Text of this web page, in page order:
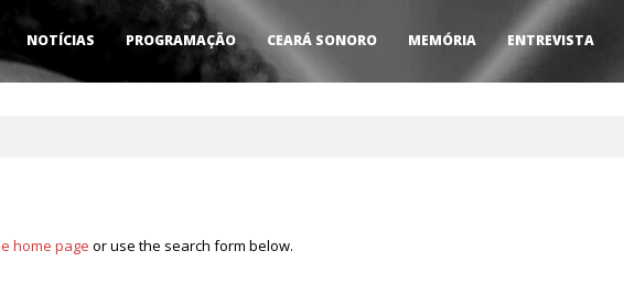
NOTÍCIAS PROGRAMAÇÃO CEARÁ SONORO MEMÓRIA ENTREVISTA
home page or use the search form below.